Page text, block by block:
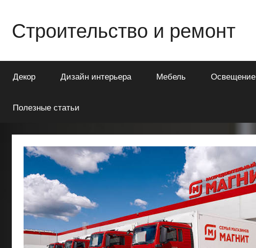
содержимому
Строительство и ремонт
о
строительстве
квартиры
Декор Дизайн интерьера Мебель Освещение
Полезные статьи